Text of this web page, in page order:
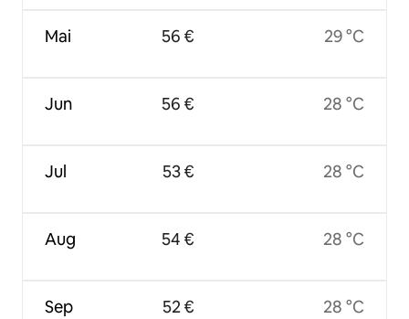
Mai
Jun
Jul
Aug
Sep
56 €
56 €
53 €
54 €
52 €
29 °C
28 °C
28 °C
28 °C
28 °C